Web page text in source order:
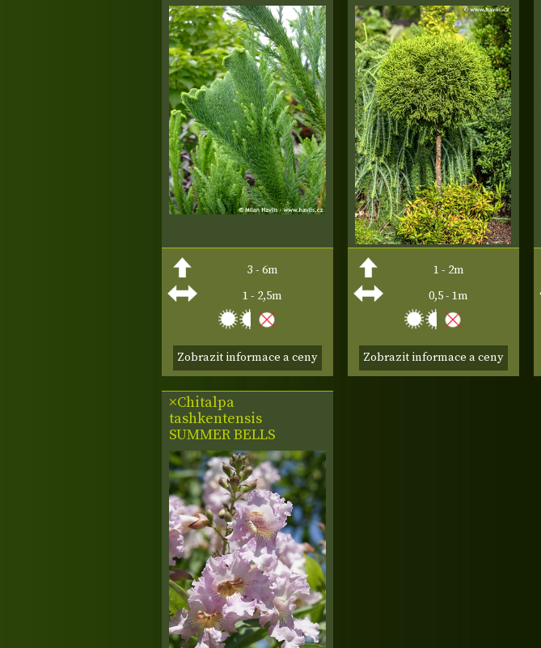
3 - 6m
1 - 2,5m
Zobrazit informace a ceny
1 - 2m
0,5 - 1m
Zobrazit informace a ceny
×Chitalpa
tashkentensis
SUMMER BELLS